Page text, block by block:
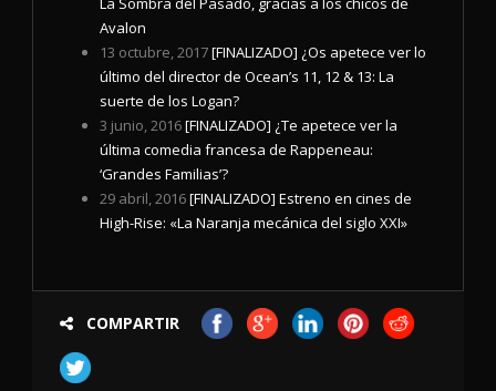
Avalon
13 octubre, 2017[FINALIZADO] ¿Os apetece ver lo
último del director de Ocean’s 11, 12 & 13: La
suerte de los Logan?
3 junio, 2016[FINALIZADO] ¿Te apetece ver la
última comedia francesa de Rappeneau:
‘Grandes Familias’?
29 abril, 2016[FINALIZADO] Estreno en cines de
High-Rise: «La Naranja mecánica del siglo XXI»
COMPARTIR